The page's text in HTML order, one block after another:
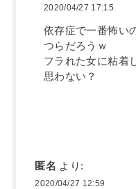
2020/04/27 17:15
依存症で一番怖い
つらだろうｗ
フラれた女に粘着
思わない？
匿名 より:
2020/04/27 12:59